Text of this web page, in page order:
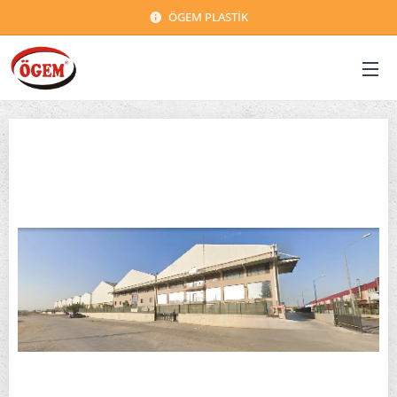
ÖGEM PLASTİK